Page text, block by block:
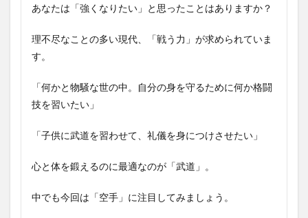
あなたは「強くなりたい」と思ったことはありますか？
理不尽なことの多い現代、「戦う力」が求められていま
す。
「何かと物騒な世の中。自分の身を守るために何か格闘
技を習いたい」
「子供に武道を習わせて、礼儀を身につけさせたい」
心と体を鍛えるのに最適なのが「武道」。
中でも今回は「空手」に注目してみましょう。